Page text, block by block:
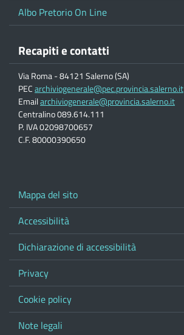
Albo Pretorio On Line
Recapiti e contatti
Via Roma - 84121 Salerno (SA)
PECarchiviogenerale@pec.provincia.salerno.it
Emailarchiviogenerale@provincia.salerno.it
Centralino 089.614.111
P. IVA 02098700657
C.F. 80000390650
Mappa del sito
Accessibilità
Dichiarazione di accessibilità
Privacy
Cookie policy
Note legali